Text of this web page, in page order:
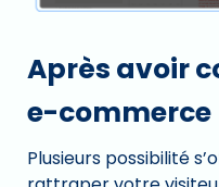
Après avoir
e-commerce
Plusieurs possibilité